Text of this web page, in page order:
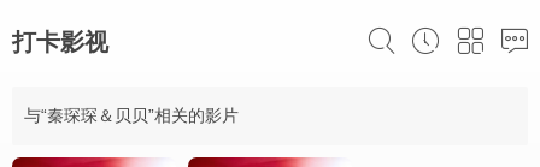
打卡影视
与“秦琛琛＆贝贝”相关的影片